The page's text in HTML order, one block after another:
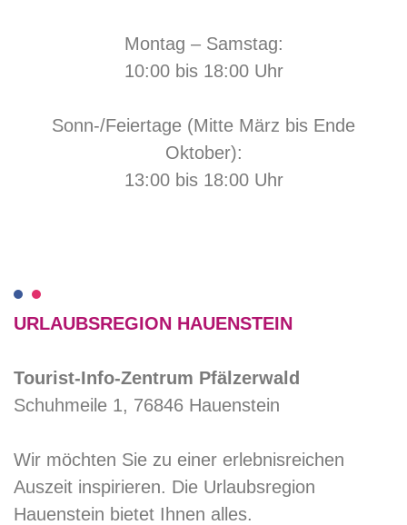
Montag – Samstag:
10:00 bis 18:00 Uhr
Sonn-/Feiertage (Mitte März bis Ende
Oktober):
13:00 bis 18:00 Uhr
URLAUBSREGION HAUENSTEIN
Tourist-Info-Zentrum Pfälzerwald
Schuhmeile 1, 76846 Hauenstein
Wir möchten Sie zu einer erlebnisreichen
Auszeit inspirieren. Die Urlaubsregion
Hauenstein bietet Ihnen alles.